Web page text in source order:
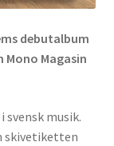
debutalbum
Mono Magasin
svensk musik.
skivetiketten